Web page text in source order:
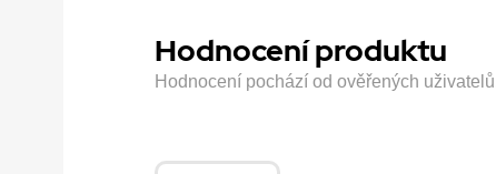
Hodnocení produktu
Hodnocení pochází od ověřených